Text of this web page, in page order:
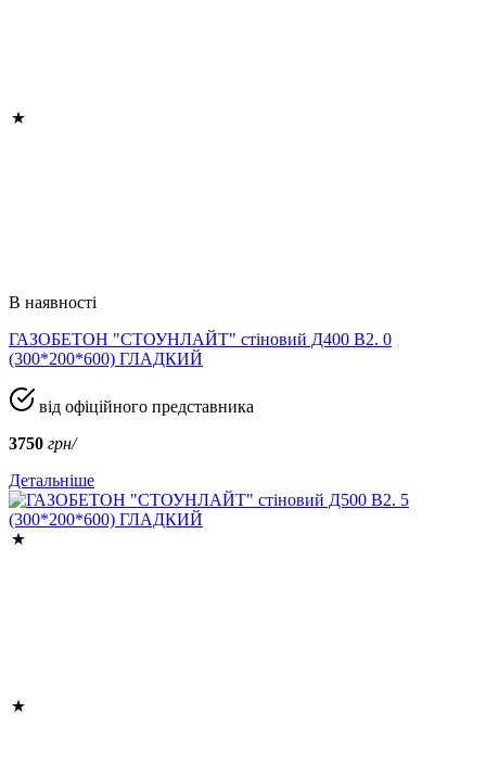
В наявності
ГАЗОБЕТОН "СТОУНЛАЙТ" стіновий Д400 В2. 0
(300*200*600) ГЛАДКИЙ
від офіційного представника
3750 грн/
Детальніше